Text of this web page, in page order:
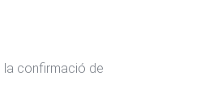
la confirmació de